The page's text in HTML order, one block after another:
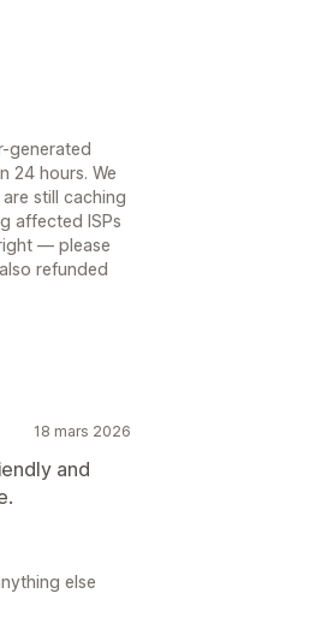
generated
24 hours. We
still caching
affected ISPs
— please
refunded
18 mars 2026
and
else